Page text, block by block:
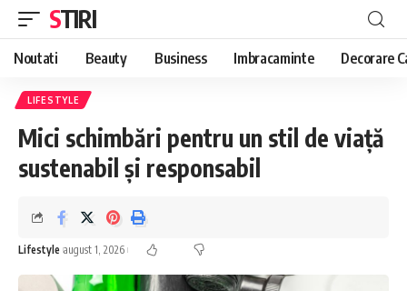
STIRI
Noutati Beauty Business Imbracaminte Decorare
LIFESTYLE
Mici schimbări pentru un stil de viață
sustenabil și responsabil
Lifestyle august 1, 2026